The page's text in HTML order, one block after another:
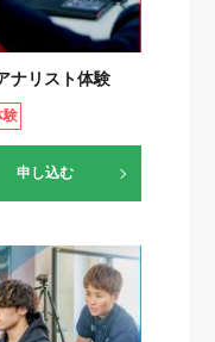
ナリスト体験
験
申し込む